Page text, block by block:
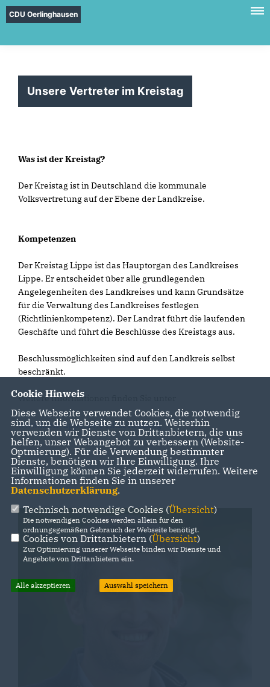
CDU Oerlinghausen
Unsere Vertreter im Kreistag
Was ist der Kreistag?
Der Kreistag ist in Deutschland die kommunale
Volksvertretung auf der Ebene der Landkreise.
Kompetenzen
Der Kreistag Lippe ist das Hauptorgan des Landkreises
Lippe. Er entscheidet über alle grundlegenden
Angelegenheiten des Landkreises und kann Grundsätze
für die Verwaltung des Landkreises festlegen
(Richtlinienkompetenz). Der Landrat führt die laufenden
Geschäfte und führt die Beschlüsse des Kreistags aus.
Beschlussmöglichkeiten sind auf den Landkreis selbst
beschränkt.
Weitere Informationen finden Sie unter
www.kreis-lippe.de/Politik/Kreistag
Cookie Hinweis
Diese Webseite verwendet Cookies, die notwendig
sind, um die Webseite zu nutzen. Weiterhin
verwenden wir Dienste von Drittanbietern, die uns
helfen, unser Webangebot zu verbessern (Website-
Optmierung). Für die Verwendung bestimmter
Dienste, benötigen wir Ihre Einwilligung. Ihre
Einwilligung können Sie jederzeit widerrufen. Weitere
Informationen finden Sie in unserer
Datenschutzerklärung.
Technisch notwendige Cookies (Übersicht)
Die notwendigen Cookies werden allein für den
ordnungsgemäßen Gebrauch der Webseite benötigt.
Cookies von Drittanbietern (Übersicht)
Zur Optimierung unserer Webseite binden wir Dienste und
Angebote von Drittanbietern ein.
Alle akzeptieren Auswahl speichern